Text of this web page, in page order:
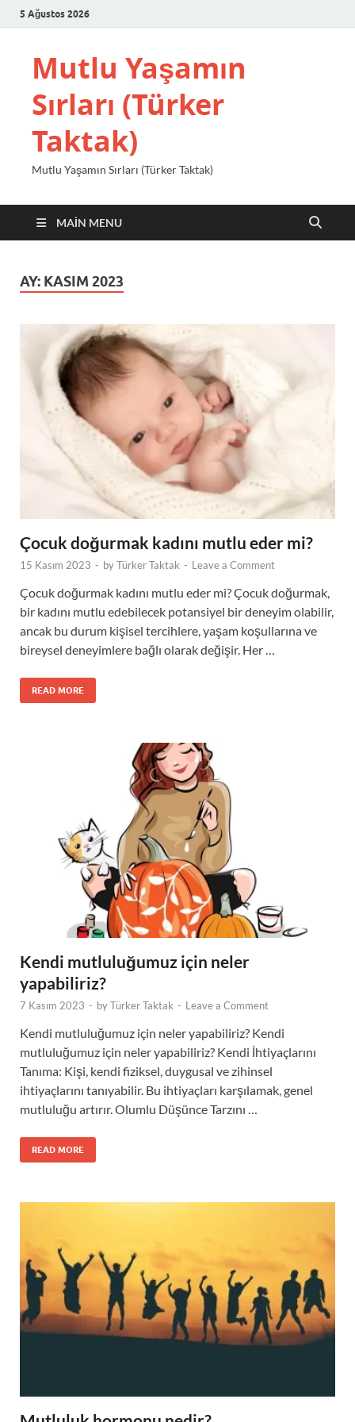
5 Ağustos 2026
Mutlu Yaşamın
Sırları (Türker
Taktak)
Mutlu Yaşamın Sırları (Türker Taktak)
MAIN MENU
AY: KASIM 2023
Çocuk doğurmak kadını mutlu eder mi?
15 Kasım 2023 - byTürker Taktak - Leave a Comment
Çocuk doğurmak kadını mutlu eder mi? Çocuk doğurmak,
bir kadını mutlu edebilecek potansiyel bir deneyim olabilir,
ancak bu durum kişisel tercihlere, yaşam koşullarına ve
bireysel deneyimlere bağlı olarak değişir. Her …
READ MORE
Kendi mutluluğumuz için neler
yapabiliriz?
7 Kasım 2023 - byTürker Taktak - Leave a Comment
Kendi mutluluğumuz için neler yapabiliriz? Kendi
mutluluğumuz için neler yapabiliriz? Kendi İhtiyaçlarını
Tanıma: Kişi, kendi fiziksel, duygusal ve zihinsel
ihtiyaçlarını tanıyabilir. Bu ihtiyaçları karşılamak, genel
mutluluğu artırır. Olumlu Düşünce Tarzını …
READ MORE